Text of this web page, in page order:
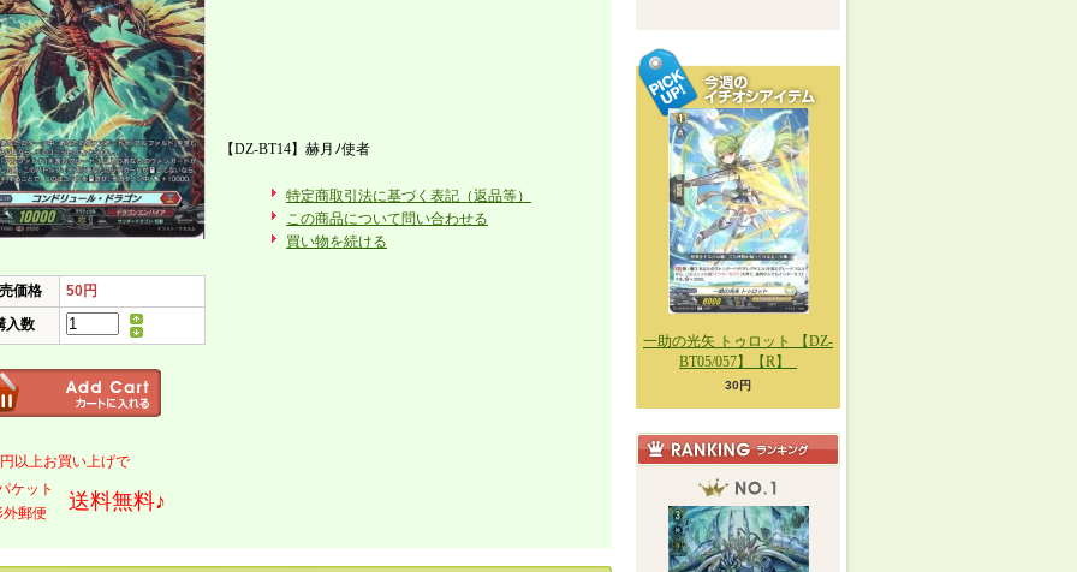
価格
50円
入数
以上お買い上げで
ケット
外郵便
送料無料♪
【DZ-BT14】赫月ﾉ使者
特定商取引法に基づく表記（返品等）
この商品について問い合わせる
買い物を続ける
一助の光矢 トゥロット 【DZ-
BT05/057】【R】_
30円